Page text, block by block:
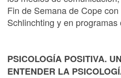
Fin de Semana de Cope
Schlinchting y en
PSICOLOGÍA POSITIVA.
ENTENDER LA